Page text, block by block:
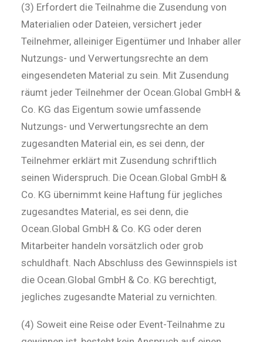
(3) Erfordert die Teilnahme die Zusendung von
Materialien oder Dateien, versichert jeder
Teilnehmer, alleiniger Eigentümer und Inhaber aller
Nutzungs- und Verwertungsrechte an dem
eingesendeten Material zu sein. Mit Zusendung
räumt jeder Teilnehmer der Ocean.Global GmbH &
Co. KG das Eigentum sowie umfassende
Nutzungs- und Verwertungsrechte an dem
zugesandten Material ein, es sei denn, der
Teilnehmer erklärt mit Zusendung schriftlich
seinen Widerspruch. Die Ocean.Global GmbH &
Co. KG übernimmt keine Haftung für jegliches
zugesandtes Material, es sei denn, die
Ocean.Global GmbH & Co. KG oder deren
Mitarbeiter handeln vorsätzlich oder grob
schuldhaft. Nach Abschluss des Gewinnspiels ist
die Ocean.Global GmbH & Co. KG berechtigt,
jegliches zugesandte Material zu vernichten.
(4) Soweit eine Reise oder Event-Teilnahme zu